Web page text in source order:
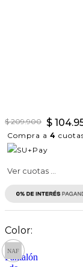
$ 209.900 $ 104.
Compra a 4
Ver cuotas ...